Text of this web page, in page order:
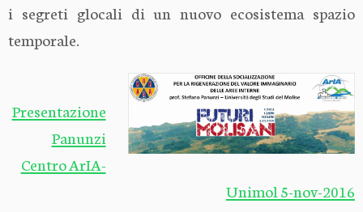
i segreti glocali di un nuovo ecosistema spazio
temporale.
Presentazione
Panunzi
Centro ArIA-
Unimol 5-nov-2016